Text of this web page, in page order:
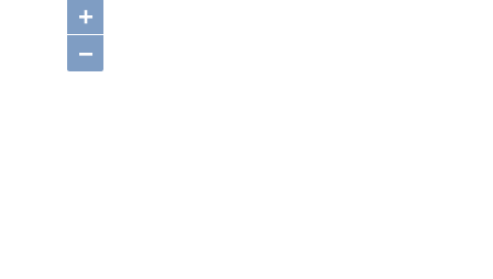
+
−